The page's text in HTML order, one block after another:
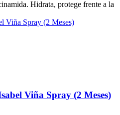
Hidrata, protege frente a la
Viña Spray (2 Meses)